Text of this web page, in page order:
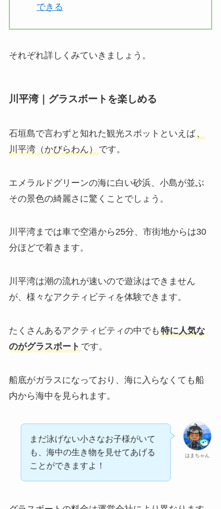
できる
それぞれ詳しくみていきましょう。
川平湾｜グラスボートを楽しめる
石垣島で言わずと知れた観光スポットといえば 、
川平湾（かびらわん）
です。
エメラルドグリーンの海に白い砂浜、小島が並ぶ
その景色の綺麗さに驚くことでしょう。
川平湾までは車で空港から25分、市街地からは30
分ほどで着きます。
川平湾は潮の流れが速いので遊泳はできません
が、様々なアクティビティを体験できます。
たくさんあるアクティビティの中でも 特に人気な
のがグラスボート です。
船底がガラスになっており、海に入らなくても船
内から海中を見られます。
はまちゃん
まだ泳げない小さなお子様がいて
も、海中の生き物を見せてあげる
ことができますよ！